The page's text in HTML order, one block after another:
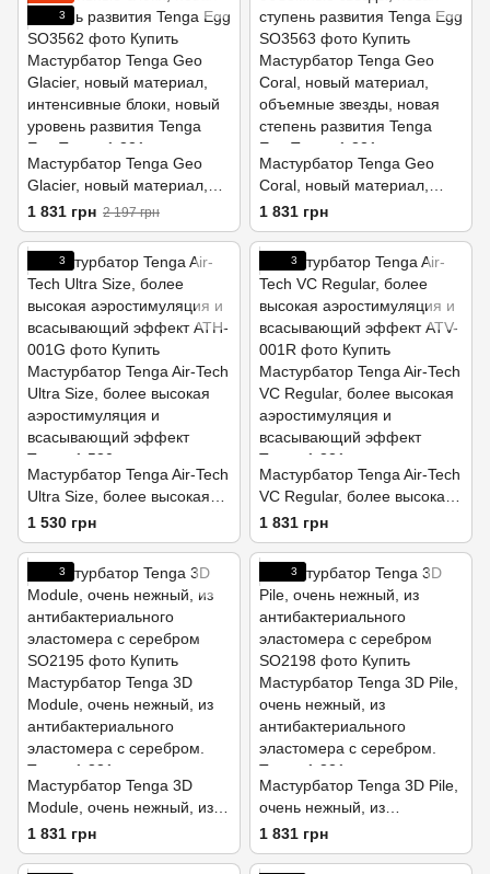
3
Мастурбатор Tenga Geo
Glacier, новый материал,
интенсивные блоки, новая
ступень развития Tenga Egg
1 831 грн 2 197 грн
Мастурбатор Tenga Geo
Coral, новый материал,
объемные звезды, новая
ступень развития Tenga Egg
1 831 грн
3
Мастурбатор Tenga Air-Tech
Ultra Size, более высокая
аэростимуляция и
всасывающий эффект
1 530 грн
3
Мастурбатор Tenga Air-Tech
VC Regular, более высокая
аэростимуляция и
всасывающий эффект
1 831 грн
3
Мастурбатор Tenga 3D
Module, очень нежный, из
антибактериального
эластомера с серебром
1 831 грн
3
Мастурбатор Tenga 3D Pile,
очень нежный, из
антибактериального
эластомера с серебром
1 831 грн